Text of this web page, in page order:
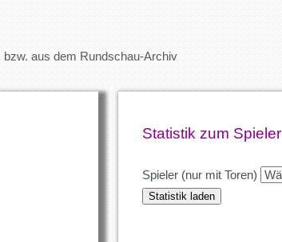
bzw. aus dem Rundschau-Archiv
Statistik zum Spieler
Spieler (nur mit Toren)
Statistik laden